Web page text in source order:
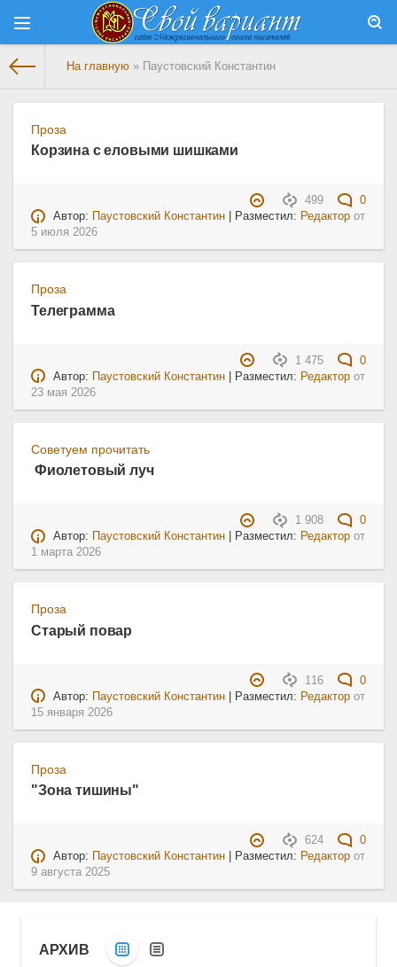
На главную » Паустовский Константин
Проза
Корзина с еловыми шишками
499
0
Автор:
Паустовский Константин | Разместил: Редактор от
5 июля 2026
Проза
Телеграмма
1 475
0
Автор: Паустовский Константин | Разместил: Редактор от
23 мая 2026
Советуем прочитать
Фиолетовый луч
1 908
0
Автор:
Паустовский Константин | Разместил: Редактор от
1 марта 2026
Проза
Старый повар
116
0
Автор: Паустовский Константин | Разместил: Редактор от
15 января 2026
Проза
"Зона тишины"
624
0
Автор:
Паустовский Константин | Разместил: Редактор от
9 августа 2025
АРХИВ